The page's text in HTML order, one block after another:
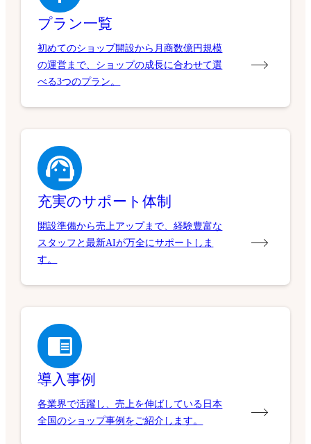
プラン一覧
初めてのショップ開設から月商数億円規模
の運営まで、ショップの成長に合わせて選
べる3つのプラン。
充実のサポート体制
開設準備から売上アップまで、経験豊富な
スタッフと最新AIが万全にサポートしま
す。
導入事例
各業界で活躍し、売上を伸ばしている日本
全国のショップ事例をご紹介します。